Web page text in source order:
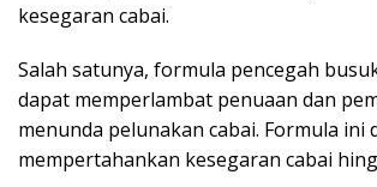
kesegaran cabai.
Salah satunya, formula pencegah
dapat memperlambat penuaan dan
menunda pelunakan cabai. Formula ini
mempertahankan kesegaran cabai